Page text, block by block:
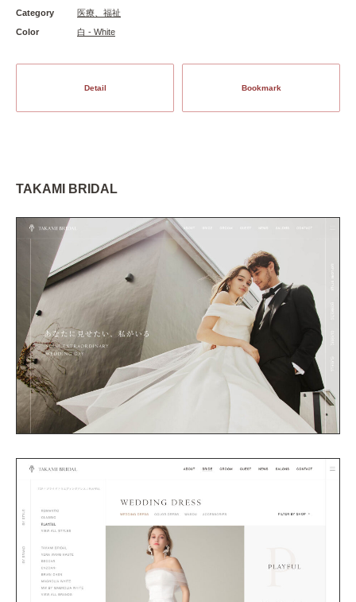
Category
医療、福祉
Color
白 - White
Detail Bookmark
TAKAMI BRIDAL